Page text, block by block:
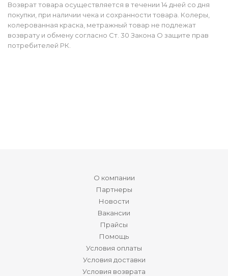
Возврат товара осуществляется в течении 14 дней со дня
покупки, при наличии чека и сохранности товара. Колеры,
колерованная краска, метражный товар не подлежат
возврату и обмену согласно Ст. 30 Закона О защите прав
потребителей РК.
О компании
Партнеры
Новости
Вакансии
Прайсы
Помощь
Условия оплаты
Условия доставки
Условия возврата